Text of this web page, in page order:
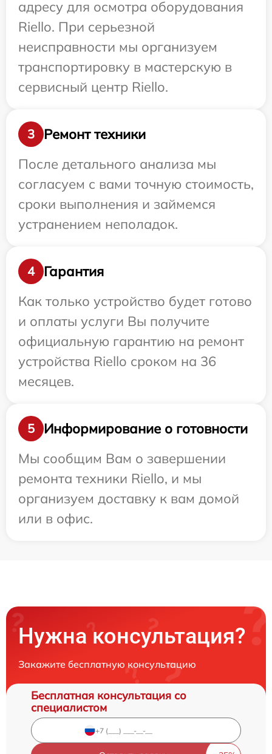
адресу для осмотра оборудования
Riello. При серьезной
неисправности мы организуем
транспортировку в мастерскую в
сервисный центр Riello.
3
Ремонт техники
После детального анализа мы
согласуем с вами точную стоимость,
сроки выполнения и займемся
устранением неполадок.
4
Гарантия
Как только устройство будет готово
и оплаты услуги Вы получите
официальную гарантию на ремонт
устройства Riello сроком на 36
месяцев.
5
Информирование о готовности
Мы сообщим Вам о завершении
ремонта техники Riello, и мы
организуем доставку к вам домой
или в офис.
Нужна консультация?
Закажите бесплатную консультацию
Бесплатная консультация со
специалистом